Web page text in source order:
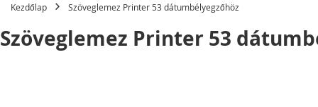
Kezdőlap Szöveglemez Printer 53 dátumbélyegzőhöz
Szöveglemez Printer 53